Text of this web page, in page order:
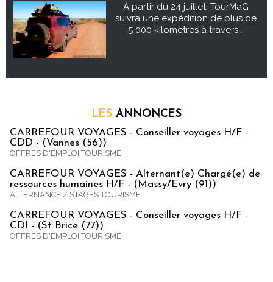
À partir du 24 juillet, TourMaG
suivra une expédition de plus de
5 000 kilomètres à travers...
LES ANNONCES
CARREFOUR VOYAGES - Conseiller voyages H/F -
CDD - (Vannes (56))
OFFRES D'EMPLOI TOURISME
CARREFOUR VOYAGES - Alternant(e) Chargé(e) de
ressources humaines H/F - (Massy/Evry (91))
ALTERNANCE / STAGES TOURISME
CARREFOUR VOYAGES - Conseiller voyages H/F -
CDI - (St Brice (77))
OFFRES D'EMPLOI TOURISME